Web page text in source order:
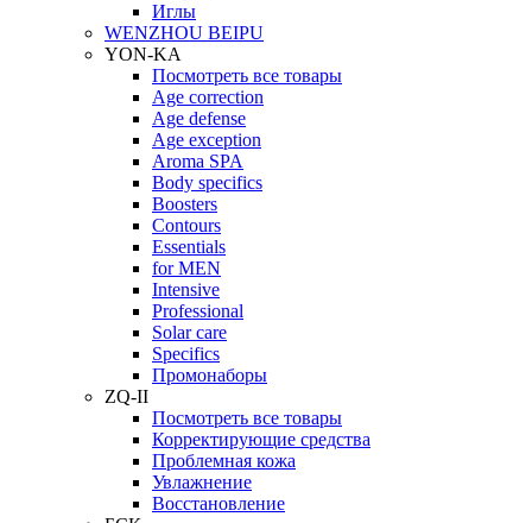
Иглы
WENZHOU BEIPU
YON-KA
Посмотреть все товары
Age correction
Age defense
Age exception
Aroma SPA
Body specifics
Boosters
Contours
Essentials
for MEN
Intensive
Professional
Solar care
Specifics
Промонаборы
ZQ-II
Посмотреть все товары
Корректирующие средства
Проблемная кожа
Увлажнение
Восстановление